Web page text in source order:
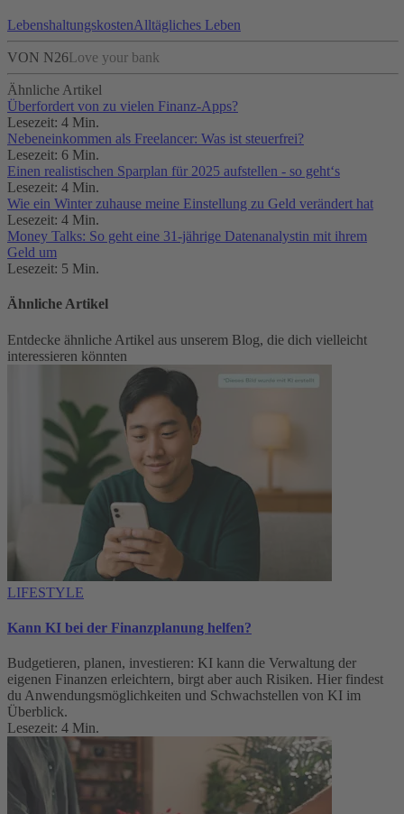
LebenshaltungskostenAlltägliches Leben
VON N26Love your bank
Ähnliche Artikel
Überfordert von zu vielen Finanz-Apps?
Lesezeit: 4 Min.
Nebeneinkommen als Freelancer: Was ist steuerfrei?
Lesezeit: 6 Min.
Einen realistischen Sparplan für 2025 aufstellen - so geht‘s
Lesezeit: 4 Min.
Wie ein Winter zuhause meine Einstellung zu Geld verändert hat
Lesezeit: 4 Min.
Money Talks: So geht eine 31-jährige Datenanalystin mit ihrem
Geld um
Lesezeit: 5 Min.
Ähnliche Artikel
Entdecke ähnliche Artikel aus unserem Blog, die dich vielleicht
interessieren könnten
LIFESTYLE
Kann KI bei der Finanzplanung helfen?
Budgetieren, planen, investieren: KI kann die Verwaltung der
eigenen Finanzen erleichtern, birgt aber auch Risiken. Hier findest
du Anwendungsmöglichkeiten und Schwachstellen von KI im
Überblick.
Lesezeit: 4 Min.